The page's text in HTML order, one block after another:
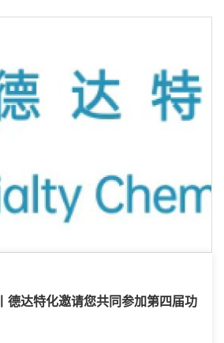
德达特化邀请您共同参加第四届功